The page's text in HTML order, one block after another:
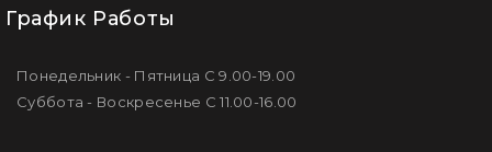
График Работы
Понедельник - Пятница С 9.00-19.00
Суббота - Воскресенье С 11.00-16.00